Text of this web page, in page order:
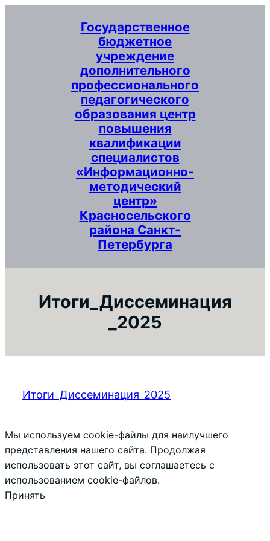
Государственное
бюджетное
учреждение
дополнительного
профессионального
педагогического
образования центр
повышения
квалификации
специалистов
«Информационно-
методический
центр»
Красносельского
района Санкт-
Петербурга
Итоги_Диссеминация
_2025
Итоги_Диссеминация_2025
Мы используем cookie-файлы для наилучшего
представления нашего сайта. Продолжая
использовать этот сайт, вы соглашаетесь с
использованием cookie-файлов.
Принять